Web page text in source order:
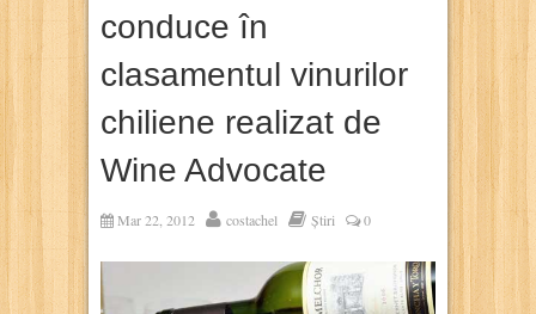
conduce în
clasamentul vinurilor
chiliene realizat de
Wine Advocate
Mar 22, 2012 costachel Știri 0